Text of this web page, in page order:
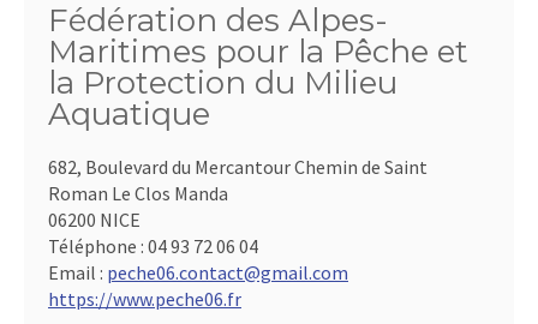
Fédération des Alpes-
Maritimes pour la Pêche et
la Protection du Milieu
Aquatique
682, Boulevard du Mercantour Chemin de Saint
Roman Le Clos Manda
06200 NICE
Téléphone : 04 93 72 06 04
Email : peche06.contact@gmail.com
https://www.peche06.fr